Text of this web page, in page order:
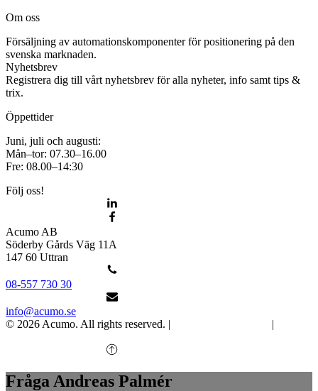
Om oss
Försäljning av automationskomponenter för positionering på den
svenska marknaden.
Nyhetsbrev
Registrera dig till vårt nyhetsbrev för alla nyheter, info samt tips &
trix.
Öppettider
Juni, juli och augusti:
Mån–tor: 07.30–16.00
Fre: 08.00–14:30
Följ oss!
Acumo AB
Söderby Gårds Väg 11A
147 60 Uttran
08-557 730 30
info@acumo.se
© 2026 Acumo. All rights reserved. |
|
Fråga Andreas Palmér